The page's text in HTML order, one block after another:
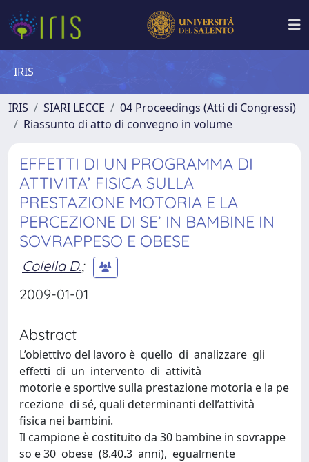
IRIS
IRIS SIARI LECCE
04 Proceedings (Atti di Congressi)
Riassunto di atto di convegno in volume
EFFETTI DI UN PROGRAMMA DI
ATTIVITA’ FISICA SULLA
PRESTAZIONE MOTORIA E LA
PERCEZIONE DI SE’ IN BAMBINE IN
SOVRAPPESO E OBESE
Colella D.;
2009-01-01
Abstract
L’obiettivo del lavoro è quello di analizzare gli
effetti di un intervento di attività
motorie e sportive sulla prestazione motoria e la pe
rcezione di sé, quali determinanti dell’attività
fisica nei bambini.
Il campione è costituito da 30 bambine in sovrappe
so e 30 obese (8.40.3 anni), egualmente